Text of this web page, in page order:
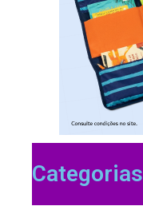
Categorias